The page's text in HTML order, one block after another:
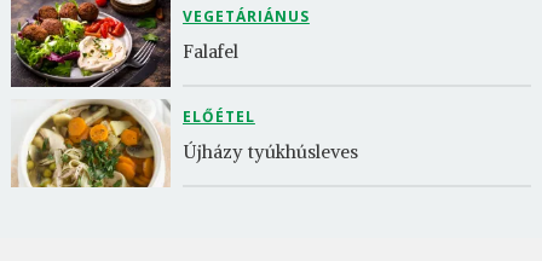
VEGETÁRIÁNUS
Falafel
ELŐÉTEL
Újházy tyúkhúsleves